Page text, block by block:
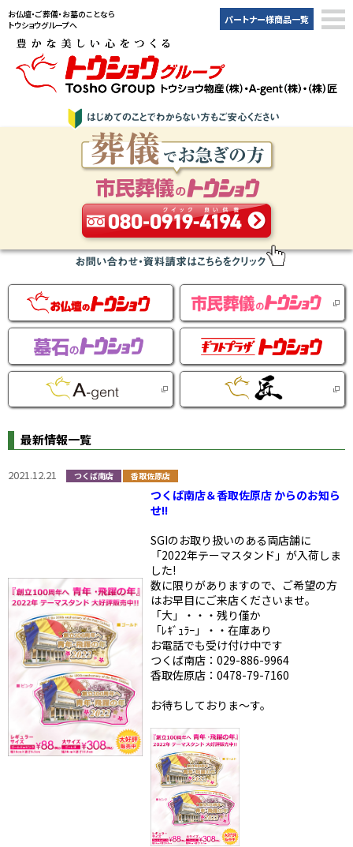
お仏壇・ご葬儀・お墓のことなら
トウショウグループへ
パートナー様商品一覧
最新情報一覧
2021.12.21 つくば南店 香取佐原店
つくば南店＆香取佐原店 からのお知ら
せ!!
SGIのお取り扱いのある両店舗に
「2022年テーマスタンド」が入荷しま
した!
数に限りがありますので、ご希望の方
はお早目にご来店くださいませ。
「大」・・・残り僅か
「ﾚｷﾞｭﾗｰ」・・在庫あり
お電話でも受け付け中です
つくば南店：029-886-9964
香取佐原店：0478-79-7160
お待ちしておりま～す。